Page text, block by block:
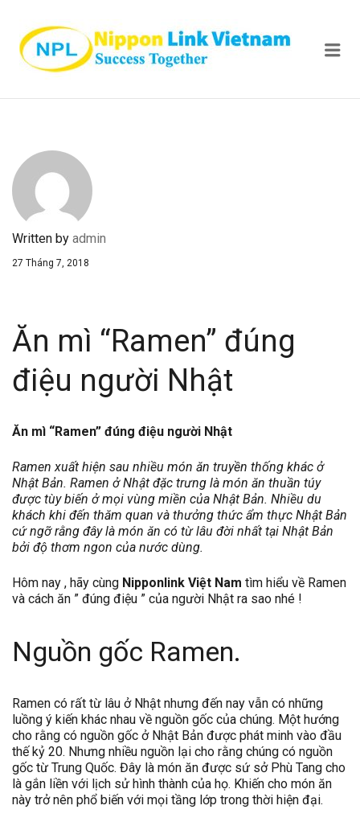
Written by admin
27 Tháng 7, 2018
Ăn mì “Ramen” đúng
điệu người Nhật
Ăn mì “Ramen” đúng điệu người Nhật
Ramen xuất hiện sau nhiều món ăn truyền thống khác ở
Nhật Bản. Ramen ở Nhật đặc trưng là món ăn thuần túy
được tùy biến ở mọi vùng miền của Nhật Bản. Nhiều du
khách khi đến thăm quan và thưởng thức ẩm thực Nhật Bản
cứ ngỡ rằng đây là món ăn có từ lâu đời nhất tại Nhật Bản
bởi độ thơm ngon của nước dùng.
Hôm nay , hãy cùng Nipponlink Việt Nam tìm hiểu về Ramen
và cách ăn ” đúng điệu ” của người Nhật ra sao nhé !
Nguồn gốc Ramen.
Ramen có rất từ lâu ở Nhật nhưng đến nay vẫn có những
luồng ý kiến khác nhau về nguồn gốc của chúng. Một hướng
cho rằng có nguồn gốc ở Nhật Bản được phát minh vào đầu
thế kỷ 20. Nhưng nhiều nguồn lại cho rằng chúng có nguồn
gốc từ Trung Quốc. Đây là món ăn được sứ sở Phù Tang cho
là gắn liền với lịch sử hình thành của họ. Khiến cho món ăn
này trở nên phổ biến với mọi tầng lớp trong thời hiện đại.